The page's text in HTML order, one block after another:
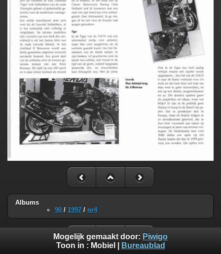
Albums
90 / 1997 / nr4
Mogelijk gemaakt door: Piwigo
Toon in : Mobiel Bureaublad